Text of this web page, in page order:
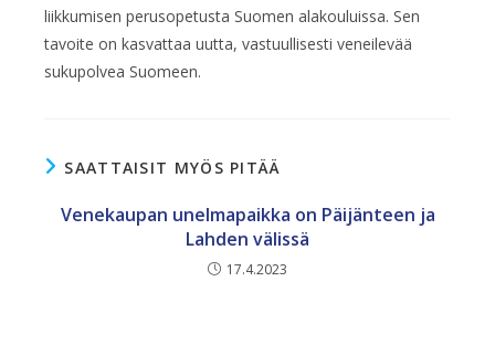
liikkumisen perusopetusta Suomen alakouluissa. Sen
tavoite on kasvattaa uutta, vastuullisesti veneilevää
sukupolvea Suomeen.
SAATTAISIT MYÖS PITÄÄ
Venekaupan unelmapaikka on Päijänteen ja
Lahden välissä
17.4.2023